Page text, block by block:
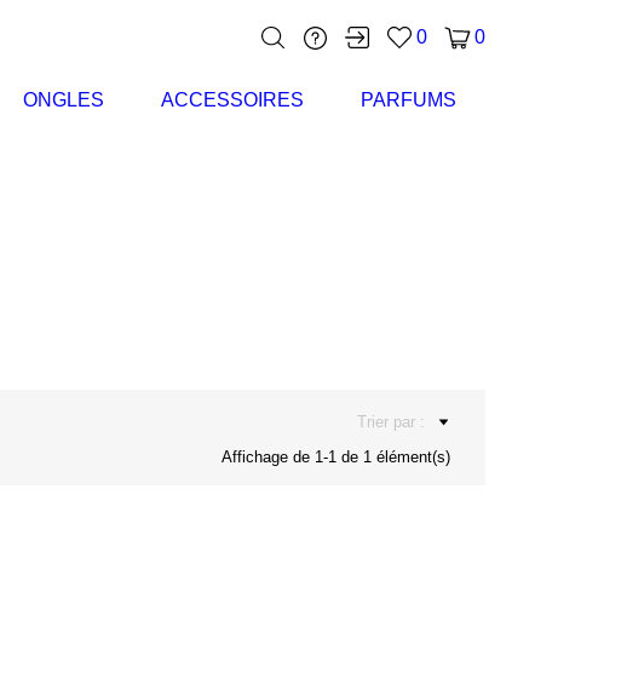
0 0
ONGLES ACCESSOIRES PARFUMS
Trier par :
Affichage de 1-1 de 1 élément(s)